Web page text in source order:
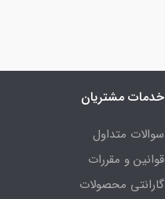
خدمات مشتریان
سوالات متداول
قوانین و مقررات
گارانتی محصولات